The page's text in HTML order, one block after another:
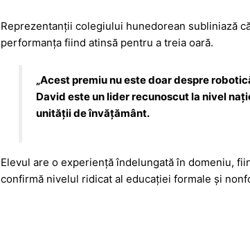
Reprezentanții colegiului hunedorean subliniază
performanța fiind atinsă pentru a treia oară.
„Acest premiu nu este doar despre
David este un lider recunoscut la nivel
unității de învățământ.
Elevul are o experiență îndelungată în domeniu,
confirmă nivelul ridicat al educației formale și